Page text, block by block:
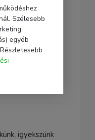
igyekszünk
Szélesebb
egyéb